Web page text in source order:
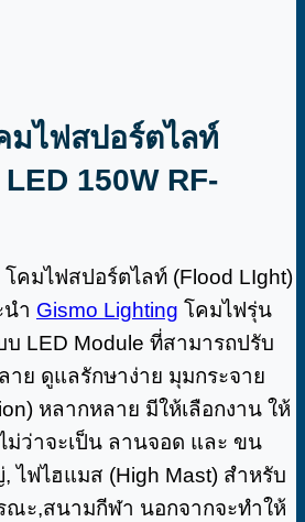
มไฟสปอร์ตไลท์
150W RF-
คมไฟสปอร์ตไลท์ (Flood LIght)
นำ Gismo Lighting โคมไฟรุ่น
LED Module ที่สามารถปรับ
าย ดูแลรักษาง่าย มุมกระจาย
หลากหลาย มีให้เลือกงาน ให้
ม่ว่าจะเป็น ลานจอด และ ขน
ฟไฮแมส (High Mast) สำหรับ
ะ,​สนามกีฬา นอกจากจะทำให้